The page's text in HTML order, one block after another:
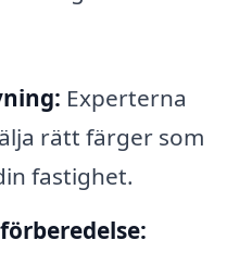
Experterna
rätt färger som
fastighet.